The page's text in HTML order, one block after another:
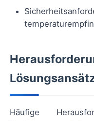
Häufige